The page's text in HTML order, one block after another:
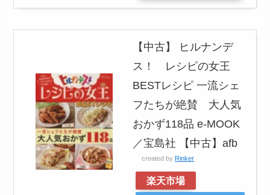
【中古】 ヒルナンデ
ス！ レシピの女王
BESTレシピ 一流シェ
フたちが絶賛 大人気
おかず118品 e‐MOOK
／宝島社 【中古】afb
created by Rinker
楽天市場